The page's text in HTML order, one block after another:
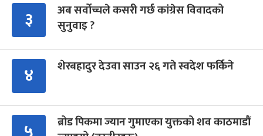
३
अब सर्वोच्चले कसरी गर्छ कांग्रेस विवादको
सुनुवाइ ?
४ शेरबहादुर देउवा साउन २६ गते स्वदेश फर्किने
ब्रोड पिकमा ज्यान गुमाएका युक्तको शव काठमाडौं